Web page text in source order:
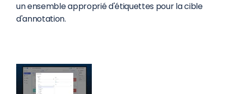
un ensemble approprié d'étiquettes pour la cible
d'annotation.